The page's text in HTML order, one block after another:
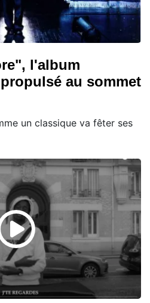
l'album
au sommet
un classique va fêter ses